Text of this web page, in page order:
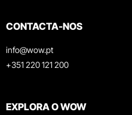
CONTACTA-NOS
info@wow.pt
+351 220 121 200
EXPLORA O WOW